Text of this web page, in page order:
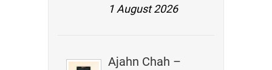
1 August 2026
Ajahn Chah –